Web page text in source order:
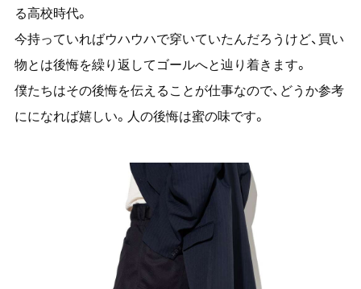
る高校時代。
今持っていればウハウハで穿いていたんだろうけど、買い
物とは後悔を繰り返してゴールへと辿り着きます。
僕たちはその後悔を伝えることが仕事なので、どうか参考
にになれば嬉しい。人の後悔は蜜の味です。